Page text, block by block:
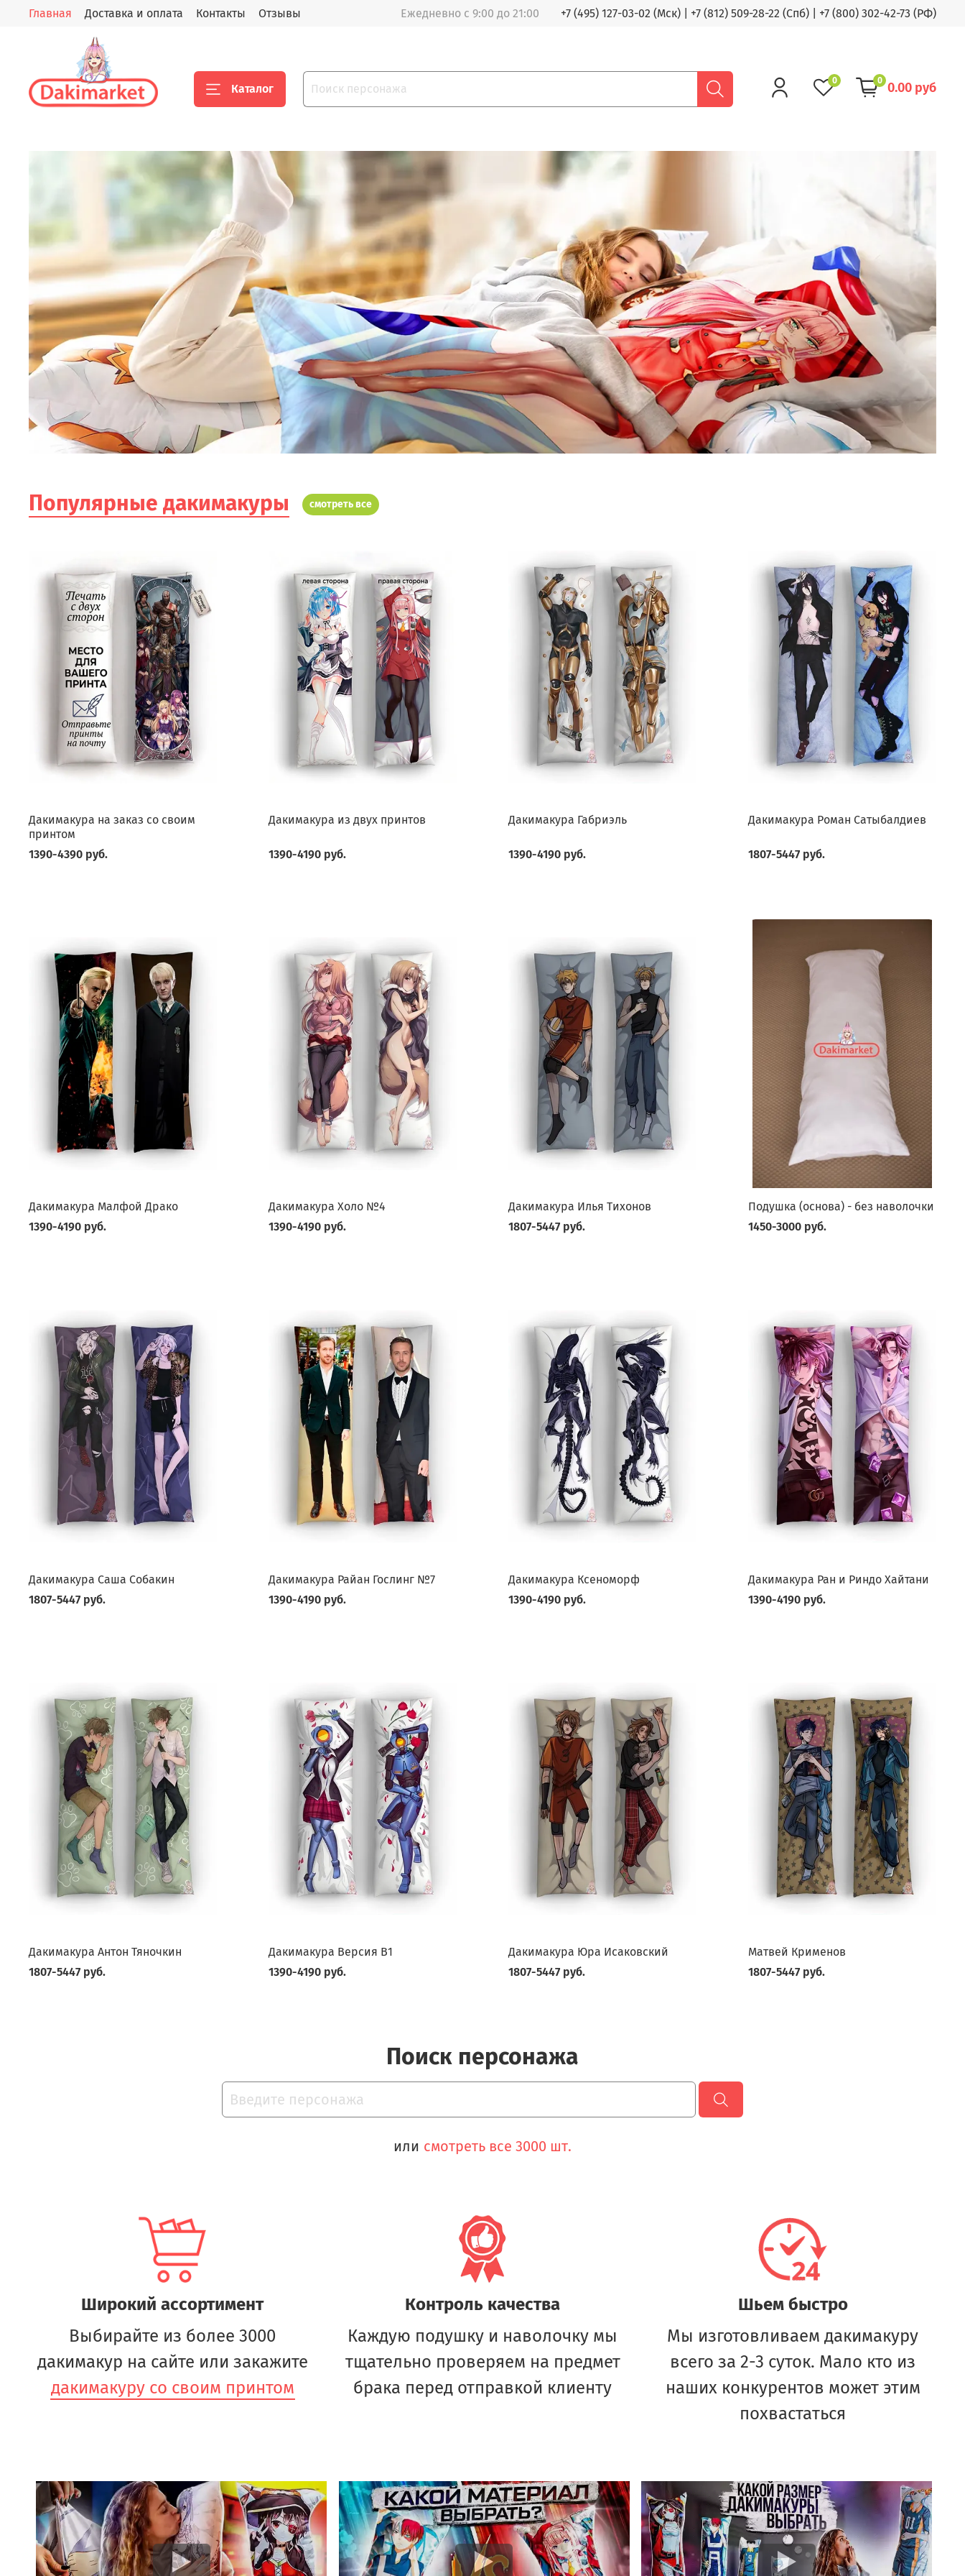
Главная Доставка и оплата Контакты Отзывы Ежедневно с 9:00 до 21:00 +7 (495) 127-03-02 (Мск) +7 (812) 509-28-22 (Спб) +7 (800) 302-42-73 (РФ)
Каталог
0 0 0.00 руб
Популярные дакимакуры смотреть все
Дакимакура на заказ со своим
принтом
1390-4390 руб.
Дакимакура из двух принтов
1390-4190 руб.
Дакимакура Габриэль
1390-4190 руб.
Дакимакура Роман Сатыбалдиев
1807-5447 руб.
Дакимакура Малфой Драко
1390-4190 руб.
Дакимакура Холо №4
1390-4190 руб.
Дакимакура Илья Тихонов
1807-5447 руб.
Подушка (основа) - без наволочки
1450-3000 руб.
Дакимакура Саша Собакин
1807-5447 руб.
Дакимакура Райан Гослинг №7
1390-4190 руб.
Дакимакура Ксеноморф
1390-4190 руб.
Дакимакура Ран и Риндо Хайтани
1390-4190 руб.
Дакимакура Антон Тяночкин
1807-5447 руб.
Дакимакура Версия В1
1390-4190 руб.
Дакимакура Юра Исаковский
1807-5447 руб.
Матвей Крименов
1807-5447 руб.
Поиск персонажа
или смотреть все 3000 шт.
Широкий ассортимент
Выбирайте из более 3000
дакимакур на сайте или закажите
дакимакуру со своим принтом
Контроль качества
Каждую подушку и наволочку мы
тщательно проверяем на предмет
брака перед отправкой клиенту
Шьем быстро
Мы изготовливаем дакимакуру
всего за 2-3 суток. Мало кто из
наших конкурентов может этим
похвастаться